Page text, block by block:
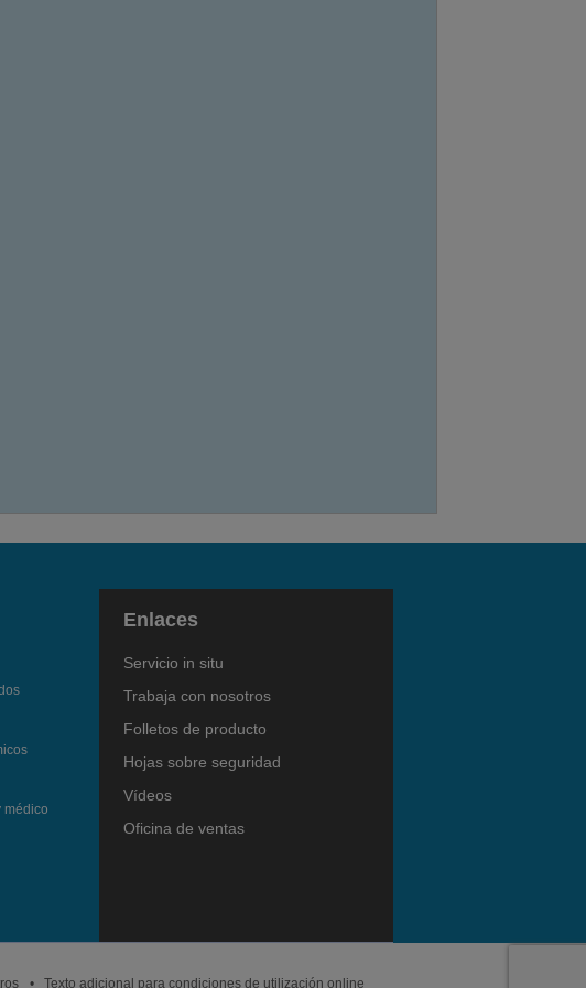
médico
Enlaces
Servicio in situ
Trabaja con nosotros
Folletos de producto
Hojas sobre seguridad
Vídeos
Oficina de ventas
Texto adicional para condiciones de utilización online